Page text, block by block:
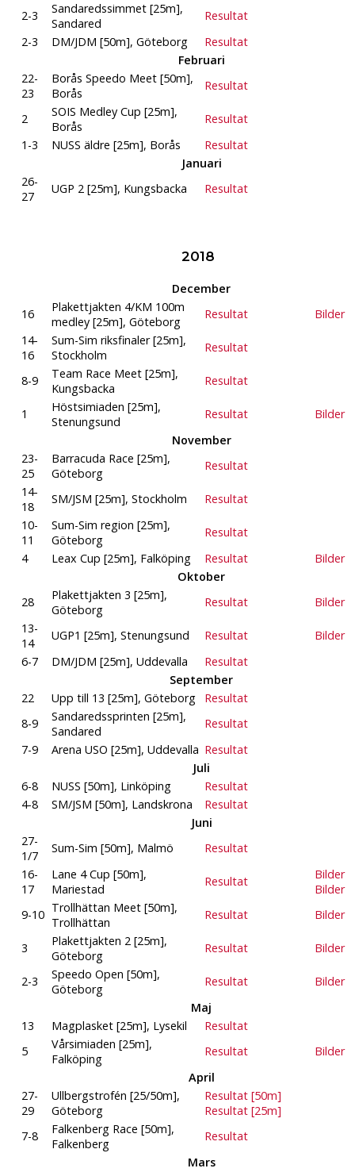
2-3
Sandaredssimmet [25m],
Sandared
Resultat
2-3
DM/JDM [50m], Göteborg
Resultat
Februari
22-
23
Borås Speedo Meet [50m],
Borås
Resultat
2
SOIS Medley Cup [25m],
Borås
Resultat
1-3
NUSS äldre [25m], Borås
Resultat
Januari
26-
27
UGP 2 [25m], Kungsbacka Resultat
2018
December
16
Plakettjakten 4/KM 100m
medley [25m], Göteborg
Resultat
Bilder
14-
16
Sum-Sim riksfinaler [25m],
Stockholm
Resultat
8-9
Team Race Meet [25m],
Kungsbacka
Resultat
1
Höstsimiaden [25m],
Stenungsund
Resultat
Bilder
November
23-
25
Barracuda Race [25m],
Göteborg
Resultat
14-
18
SM/JSM [25m], Stockholm
Resultat
10-
11
Sum-Sim region [25m],
Göteborg
Resultat
4
Leax Cup [25m], Falköping Resultat
Bilder
Oktober
28
Plakettjakten 3 [25m],
Göteborg
Resultat
Bilder
13-
14
UGP1 [25m], Stenungsund Resultat
Bilder
6-7
DM/JDM [25m], Uddevalla
Resultat
September
22
Upp till 13 [25m], Göteborg
Resultat
8-9
Sandaredssprinten [25m],
Sandared
Resultat
7-9
Arena USO [25m], Uddevalla Resultat
Juli
6-8
NUSS [50m], Linköping
Resultat
4-8
SM/JSM [50m], Landskrona
Resultat
Juni
27-
1/7
Sum-Sim [50m], Malmö
Resultat
16-
17
Lane 4 Cup [50m],
Mariestad
Resultat
Bilder
Bilder
9-10 Trollhättan Meet [50m],
Trollhättan
Resultat Bilder
3
Plakettjakten 2 [25m],
Göteborg
Resultat Bilder
2-3
Speedo Open [50m],
Göteborg
Resultat
Bilder
Maj
13
Magplasket [25m], Lysekil
Resultat
5
Vårsimiaden [25m],
Falköping
Resultat
Bilder
April
27-
29
Ullbergstrofén [25/50m],
Göteborg
Resultat [50m]
Resultat [25m]
7-8
Falkenberg Race [50m],
Falkenberg
Resultat
Mars